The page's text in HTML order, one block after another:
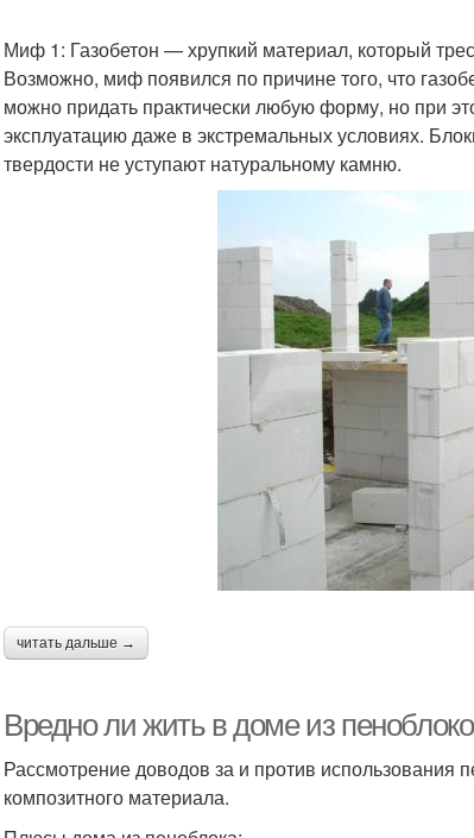
Миф 1: Газобетон — хрупкий материал, который
Возможно, миф появился по причине того, что
можно придать практически любую форму, но при
эксплуатацию даже в экстремальных условиях.
твердости не уступают натуральному камню.
читать дальше →
Вредно ли жить в доме из
Рассмотрение доводов за и против использования
композитного материала.